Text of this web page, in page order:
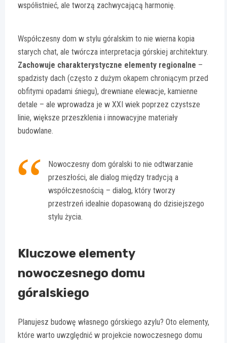
współistnieć, ale tworzą zachwycającą harmonię.
Współczesny dom w stylu góralskim to nie wierna kopia
starych chat, ale twórcza interpretacja górskiej architektury.
Zachowuje charakterystyczne elementy regionalne –
spadzisty dach (często z dużym okapem chroniącym przed
obfitymi opadami śniegu), drewniane elewacje, kamienne
detale – ale wprowadza je w XXI wiek poprzez czystsze
linie, większe przeszklenia i innowacyjne materiały
budowlane.
Nowoczesny dom góralski to nie odtwarzanie
przeszłości, ale dialog między tradycją a
współczesnością – dialog, który tworzy
przestrzeń idealnie dopasowaną do dzisiejszego
stylu życia.
Kluczowe elementy
nowoczesnego domu
góralskiego
Planujesz budowę własnego górskiego azylu? Oto elementy,
które warto uwzględnić w projekcie nowoczesnego domu